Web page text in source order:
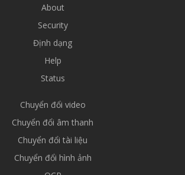
About
Security
Định dạng
Help
Status
Chuyển đổi video
Chuyển đổi âm thanh
Chuyển đổi tài liệu
Chuyển đổi hình ảnh